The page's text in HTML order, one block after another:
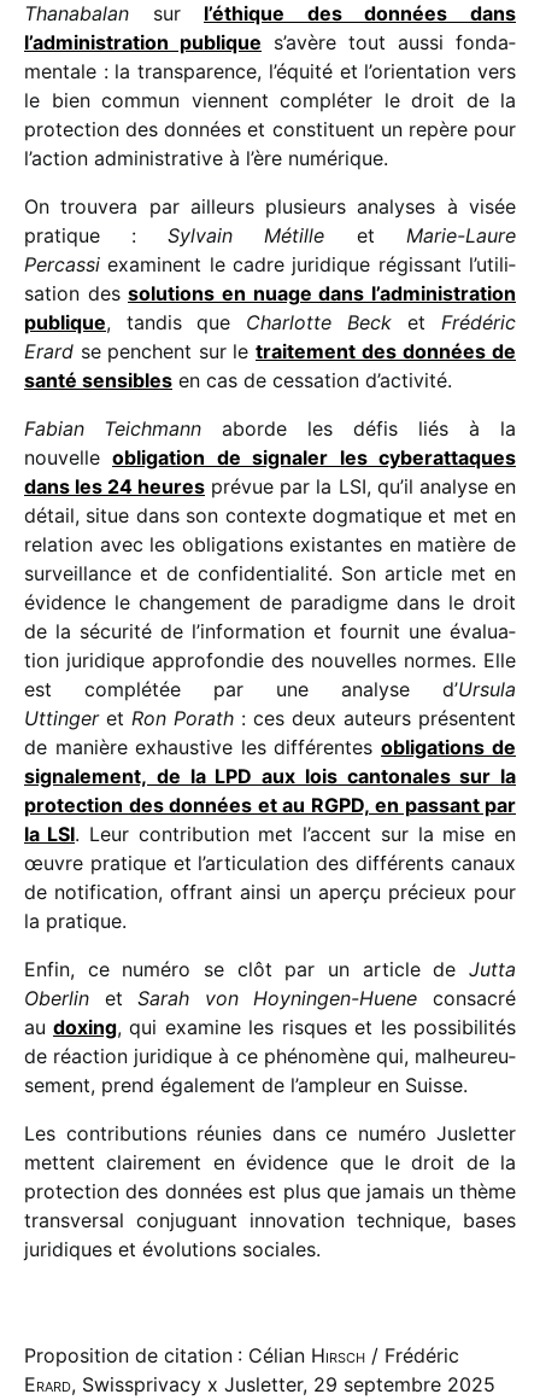
Thanabalan sur l’éthique des données dans
l’administration publique s’avère tout aussi fonda­
men­tale : la trans­pa­rence, l’équité et l’orientation vers
le bien commun viennent complé­ter le droit de la
protec­tion des données et consti­tuent un repère pour
l’action admi­nis­tra­tive à l’ère numérique.
On trou­vera par ailleurs plusieurs analyses à visée
pratique : Sylvain Métille et Marie-Laure
Percassi examinent le cadre juri­dique régis­sant l’uti­li­
sa­tion des solu­tions en nuage dans l’ad­mi­nis­tra­tion
publique, tandis que Charlotte Beck et Frédéric
Erard se penchent sur le trai­te­ment des données de
santé sensibles en cas de cessa­tion d’activité.
Fabian Teichmann aborde les défis liés à la
nouvelle obli­ga­tion de signa­ler les cybe­rat­taques
dans les 24 heures prévue par la LSI, qu’il analyse en
détail, situe dans son contexte dogma­tique et met en
rela­tion avec les obli­ga­tions exis­tantes en matière de
surveillance et de confi­den­tia­lité. Son article met en
évidence le chan­ge­ment de para­digme dans le droit
de la sécu­rité de l’in­for­ma­tion et four­nit une évalua­
tion juri­dique appro­fon­die des nouvelles normes. Elle
est complé­tée par une analyse d’Ursula
Uttingeret Ron Porath : ces deux auteurs présentent
de manière exhaus­tive les diffé­rentes obli­ga­tions de
signa­le­ment, de la LPD aux lois canto­nales sur la
protec­tion des données et au RGPD, en passant par
la LSI. Leur contri­bu­tion met l’accent sur la mise en
œuvre pratique et l’articulation des diffé­rents canaux
de noti­fi­ca­tion, offrant ainsi un aperçu précieux pour
la pratique.
Enfin, ce numéro se clôt par un article de Jutta
Oberlin et Sarah von Hoyningen-Huene consa­cré
au doxing, qui examine les risques et les possi­bi­li­tés
de réac­tion juri­dique à ce phéno­mène qui, malheu­reu­
se­ment, prend égale­ment de l’ampleur en Suisse.
Les contri­bu­tions réunies dans ce numéro Jusletter
mettent clai­re­ment en évidence que le droit de la
protec­tion des données est plus que jamais un thème
trans­ver­sal conju­guant inno­va­tion tech­nique, bases
juri­diques et évolu­tions sociales.
Proposition de citation : Célian Hirsch / Frédéric
Erard, Swissprivacy x Jusletter, 29 septembre 2025